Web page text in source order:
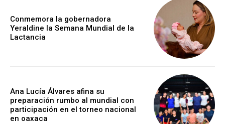
Conmemora la gobernadora
Yeraldine la Semana Mundial de la
Lactancia
Ana Lucía Álvares afina su
preparación rumbo al mundial con
participación en el torneo nacional
en oaxaca